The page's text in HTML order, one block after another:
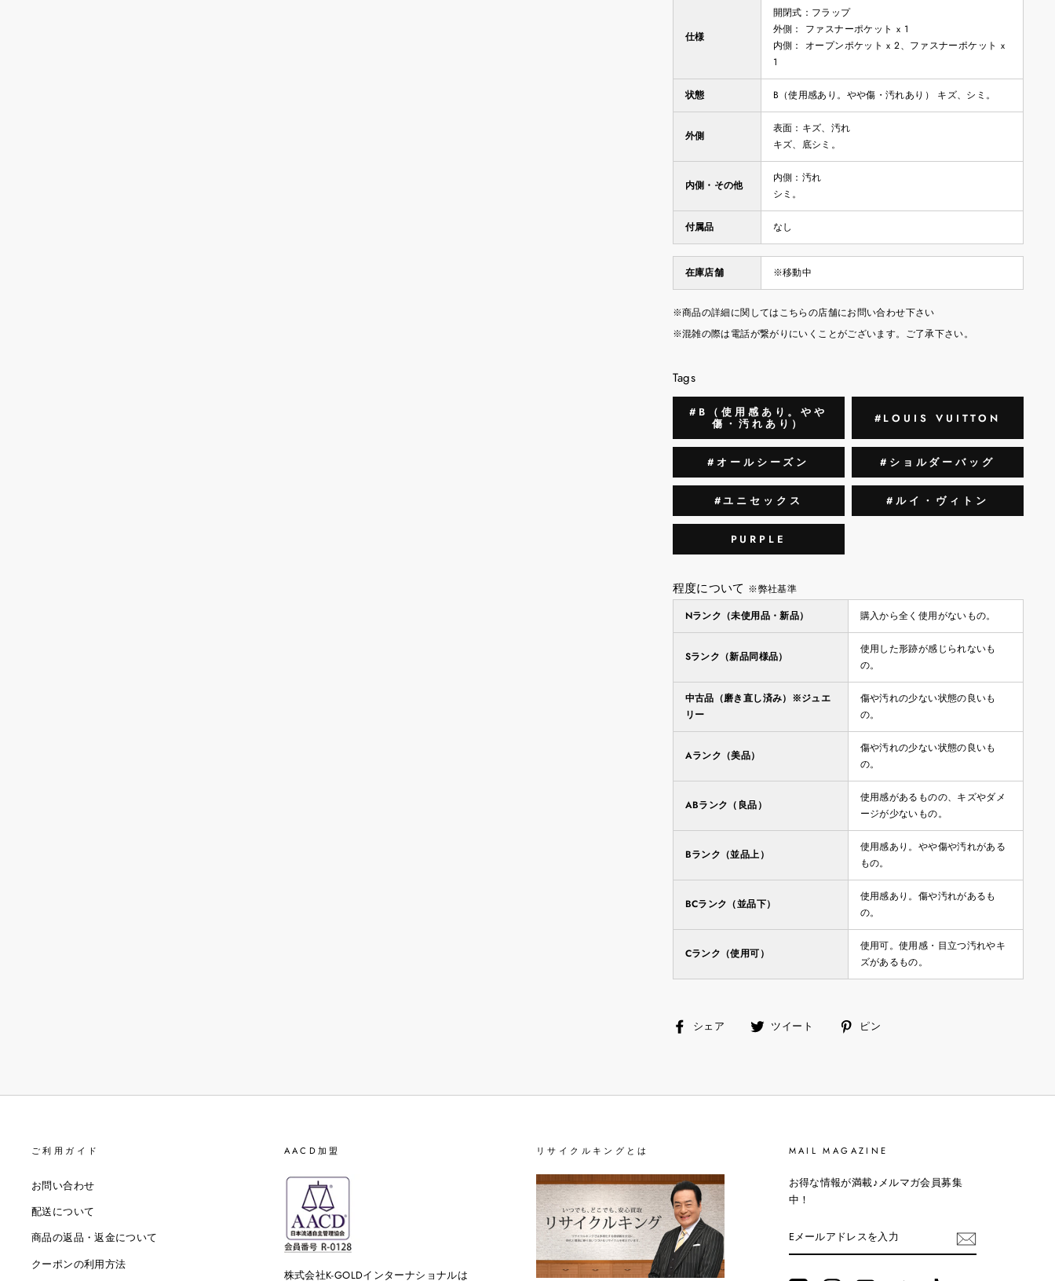
仕様
開閉式：フラップ
外側： ファスナーポケット x 1
内側： オープンポケット x 2、ファスナーポケット x
1
状態 B（使用感あり。やや傷・汚れあり） キズ、シミ。
外側
表面：キズ、汚れ
キズ、底シミ。
内側・その他
内側：汚れ
シミ。
付属品 なし
在庫店舗 ※移動中
※商品の詳細に関してはこちらの店舗にお問い合わせ下さい
※混雑の際は電話が繋がりにいくことがございます。ご了承下さい。
Tags
#B（使用感あり。やや
傷・汚れあり） #LOUIS VUITTON
#オールシーズン #ショルダーバッグ
#ユニセックス #ルイ・ヴィトン
PURPLE
程度について ※弊社基準
Nランク（未使用品・新品）
購入から全く使用がないもの。
Sランク（新品同様品）
使用した形跡が感じられないも
の。
中古品（磨き直し済み）※ジュエ
リー
傷や汚れの少ない状態の良いも
の。
Aランク（美品）
傷や汚れの少ない状態の良いも
の。
ABランク（良品）
使用感があるものの、キズやダメ
ージが少ないもの。
Bランク（並品上）
使用感あり。やや傷や汚れがある
もの。
BCランク（並品下）
使用感あり。傷や汚れがあるも
の。
Cランク（使用可）
使用可。使用感・目立つ汚れやキ
ズがあるもの。
シェア
facebookツイート ピン
ご利用ガイド
お問い合わせ
配送について
商品の返品・返金について
クーポンの利用方法
AACD加盟
株式会社K-GOLDインターナショナルは
リサイクルキングとは MAIL MAGAZINE
お得な情報が満載♪メルマガ会員募集
中！
メ
ー